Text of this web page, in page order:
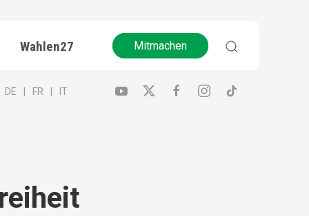
Wahlen27 Mitmachen
DE FR IT